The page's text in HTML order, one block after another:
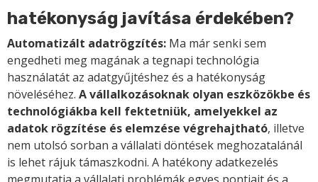
hatékonyság javítása érdekében?
Automatizált adatrögzítés: Ma már senki sem
engedheti meg magának a tegnapi technológia
használatát az adatgyűjtéshez és a hatékonyság
növeléséhez. A vállalkozásoknak olyan eszközökbe és
technológiákba kell fektetniük, amelyekkel az
adatok rögzítése és elemzése végrehajtható, illetve
nem utolsó sorban a vállalati döntések meghozatalánál
is lehet rájuk támaszkodni. A hatékony adatkezelés